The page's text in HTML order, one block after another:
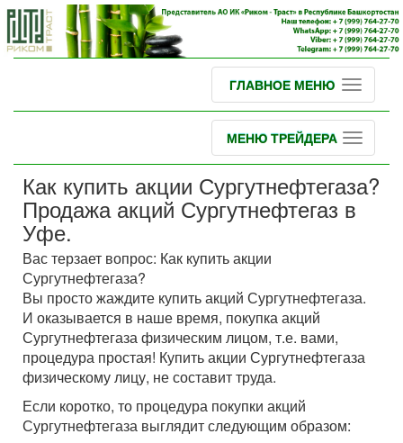
ГЛАВНОЕ МЕНЮ
МЕНЮ ТРЕЙДЕРА
Как купить акции Сургутнефтегаза?
Продажа акций Сургутнефтегаз в
Уфе.
Вас терзает вопрос: Как купить акции
Сургутнефтегаза?
Вы просто жаждите купить акций Сургутнефтегаза.
И оказывается в наше время, покупка акций
Сургутнефтегаза физическим лицом, т.е. вами,
процедура простая! Купить акции Сургутнефтегаза
физическому лицу, не составит труда.
Если коротко, то процедура покупки акций
Сургутнефтегаза выглядит следующим образом: